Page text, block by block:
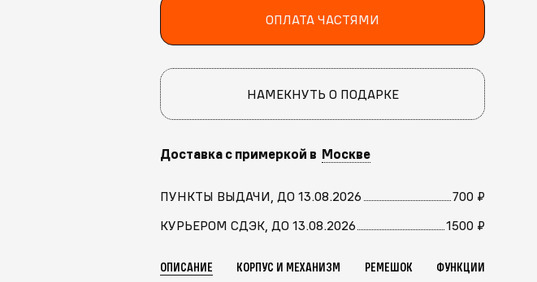
ОПЛАТА ЧАСТЯМИ
НАМЕКНУТЬ О ПОДАРКЕ
Доставка с примеркой в Москве
ПУНКТЫ ВЫДАЧИ, ДО 13.08.2026
700 ₽
КУРЬЕРОМ СДЭК, ДО 13.08.2026
1500 ₽
ОПИСАНИЕ КОРПУС И МЕХАНИЗМ РЕМЕШОК ФУНКЦИИ